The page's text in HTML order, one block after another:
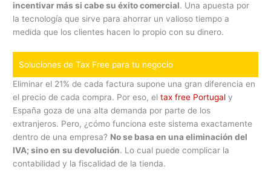
incentivar más si cabe su éxito comercial. Una apuesta por
la tecnología que sirve para ahorrar un valioso tiempo a
medida que los clientes hacen lo propio con su dinero.
Soluciones de Tax Free para tu negocio
Eliminar el 21% de cada factura supone una gran diferencia en
el precio de cada compra. Por eso, eltax free Portugal y
España goza de una alta demanda por parte de los
extranjeros. Pero, ¿cómo funciona este sistema exactamente
dentro de una empresa? No se basa en una eliminación del
IVA; sino en su devolución. Lo cual puede complicar la
contabilidad y la fiscalidad de la tienda.